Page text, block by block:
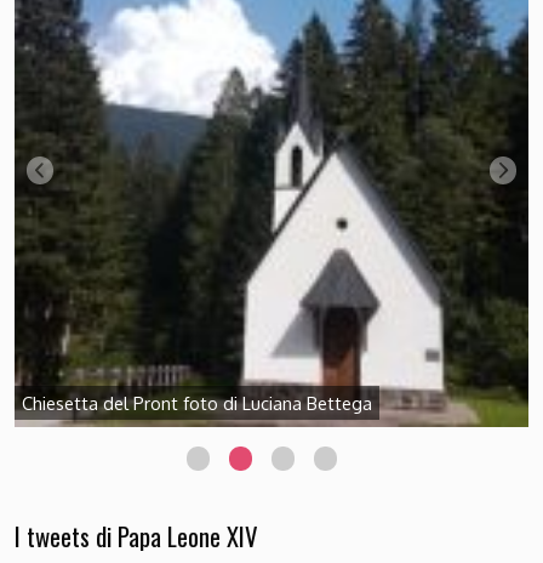
Chiesetta del Pront foto di Luciana Bettega
I tweets di Papa Leone XIV